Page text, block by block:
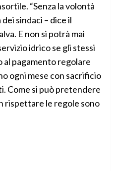
“Senza la volontà
sindaci – dice il
E non si potrà mai
idrico se gli stessi
al pagamento regolare
ogni mese con sacrificio
Come si può pretendere
rispettare le regole sono